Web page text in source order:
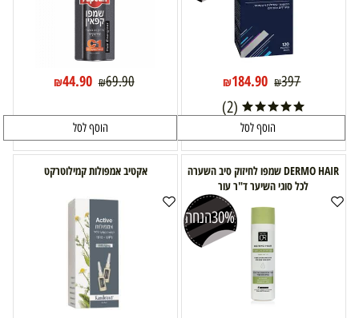
₪397
₪184.90
(2)
הוסף לסל
₪69.90
₪44.90
הוסף לסל
DERMO HAIR שמפו לחיזוק סיב השערה
לכל סוגי השיער ד"ר עור
30%הנחה
אקטיב אמפולות קמילוטרקט